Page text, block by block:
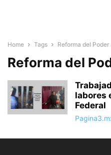
Home Tags Reforma del
Reforma del
labores
Federal